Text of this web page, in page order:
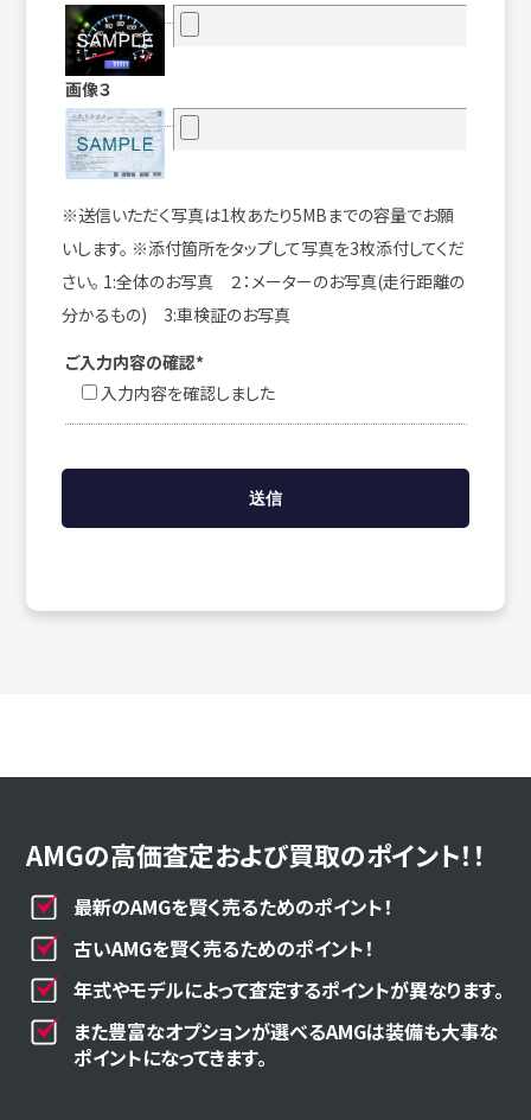
画像３
※送信いただく写真は1枚あたり5MBまでの容量でお願
いします。 ※添付箇所をタップして写真を3枚添付してくだ
さい。 1:全体のお写真 ２：メーターのお写真(走行距離の
分かるもの) 3:車検証のお写真
ご入力内容の確認*
入力内容を確認しました
AMGの高価査定および買取のポイント！！
最新のAMGを賢く売るためのポイント！
古いAMGを賢く売るためのポイント！
年式やモデルによって査定するポイントが異なります。
また豊富なオプションが選べるAMGは装備も大事な
ポイントになってきます。